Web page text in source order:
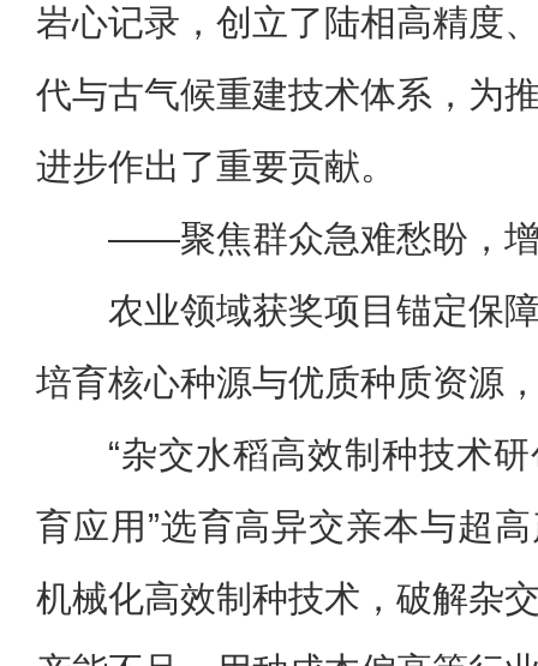
岩心记录，创立了陆相高精度
代与古气候重建技术体系，为
进步作出了重要贡献。
——聚焦群众急难愁盼，
农业领域获奖项目锚定保
培育核心种源与优质种质资源
“杂交水稻高效制种技术
育应用”选育高异交亲本与超
机械化高效制种技术，破解杂